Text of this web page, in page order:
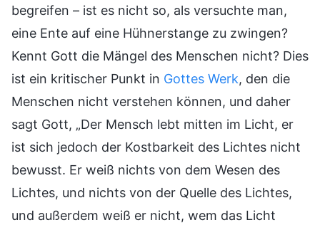
begreifen – ist es nicht so, als versuchte man,
eine Ente auf eine Hühnerstange zu zwingen?
Kennt Gott die Mängel des Menschen nicht? Dies
ist ein kritischer Punkt in Gottes Werk, den die
Menschen nicht verstehen können, und daher
sagt Gott, „Der Mensch lebt mitten im Licht, er
ist sich jedoch der Kostbarkeit des Lichtes nicht
bewusst. Er weiß nichts von dem Wesen des
Lichtes, und nichts von der Quelle des Lichtes,
und außerdem weiß er nicht, wem das Licht